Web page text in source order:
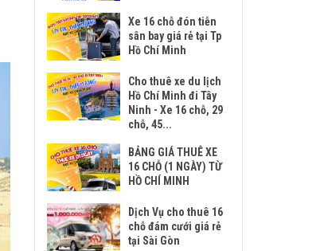
Xe 16 chỗ đón tiễn
sân bay giá rẻ tại Tp
Hồ Chí Minh
Cho thuê xe du lịch
Hồ Chí Minh đi Tây
Ninh - Xe 16 chỗ, 29
chỗ, 45...
BẢNG GIÁ THUÊ XE
16 CHỖ (1 NGÀY) TỪ
HỒ CHÍ MINH
Dịch Vụ cho thuê 16
chỗ đám cưới giá rẻ
tại Sài Gòn